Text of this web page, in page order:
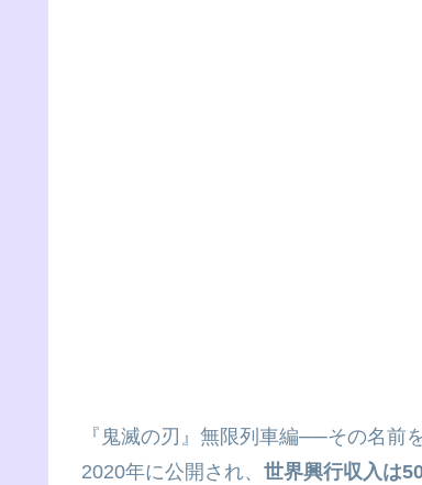
『鬼滅の刃』無限列車編──その名前
2020年に公開され、 世界興行収入は